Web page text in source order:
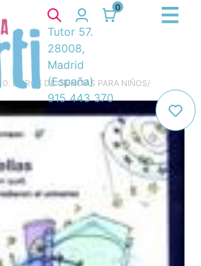
0
Tutor 57.
28008,
Madrid
(España)
915 443 370
10. LIBROS DE CIENCIAS PARA NIÑOS/